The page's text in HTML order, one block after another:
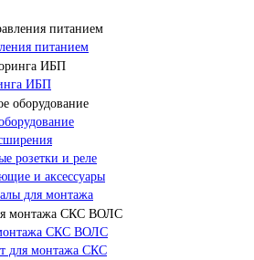
питанием
ИБП
розетки и реле
и аксессуары
для монтажа
СКС ВОЛС
для монтажа СКС